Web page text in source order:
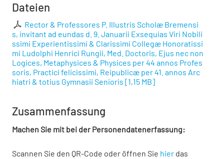
Dateien
Rector & Professores P. Illustris Scholæ Bremensi
s, invitant ad eundas d. 9. Januarii Exsequias Viri Nobili
ssimi Experientissimi & Clarissimi Collegæ Honoratissi
mi Ludolphi Henrici Rungii, Med. Doctoris, Ejus nec non
Logices, Metaphysices & Physices per 44 annos Profes
soris, Practici felicissimi, Reipublicæ per 41. annos Arc
hiatri & totius Gymnasii Senioris [1,15 MB]
Zusammenfassung
Machen Sie mit bei der Personendatenerfassung:
Scannen Sie den QR-Code oder öffnen Sie hier das